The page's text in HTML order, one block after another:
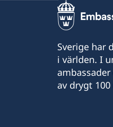
Sverige har
i världen. I
av drygt